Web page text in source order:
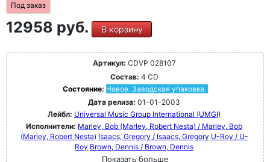
Под заказ
12958 руб. В корзину
Артикул: CDVP 028107
Состав: 4 CD
Состояние: Новое. Заводская упаковка.
Дата релиза: 01-01-2003
Лейбл: Universal Music Group International (UMGI)
Исполнители: Marley, Bob (Marley, Robert Nesta) / Marley, Bob
(Marley, Robert Nesta) Isaacs, Gregory / Isaacs, Gregory U-Roy / U-
Roy Brown, Dennis / Brown, Dennis
Показать больше